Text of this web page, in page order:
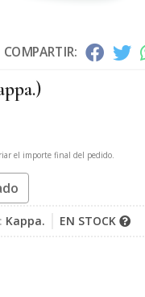
COMPARTIR:
el importe final del pedido.
Kappa. EN STOCK